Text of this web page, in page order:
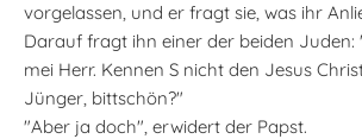
vorgelassen, und er fragt sie, was ihr
Darauf fragt ihn einer der beiden Juden:
mei Herr. Kennen S nicht den Jesus
Jünger, bittschön?"
"Aber ja doch", erwidert der Papst.